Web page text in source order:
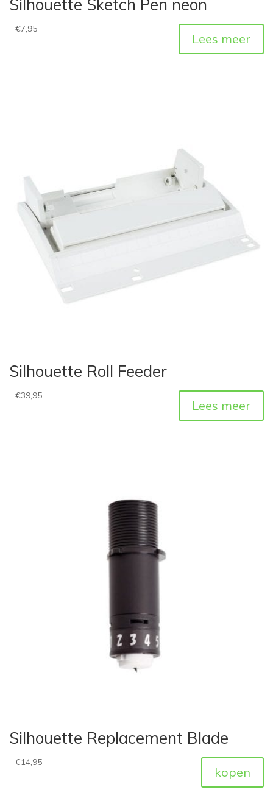
Silhouette Sketch Pen neon
€7,95
Lees meer
Silhouette Roll Feeder
€39,95
Lees meer
Silhouette Replacement Blade
€14,95
kopen